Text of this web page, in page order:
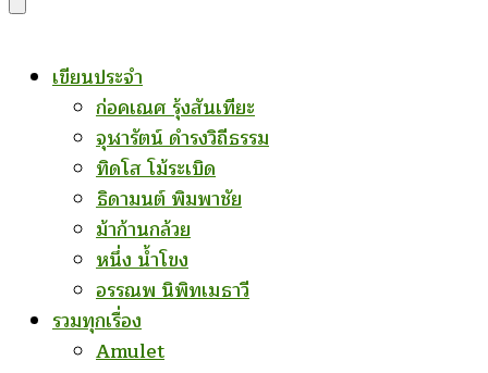
เขียนประจำ
ก่อคเณศ รุ้งสันเทียะ
จุฬารัตน์ ดำรงวิถีธรรม
ทิดโส โม้ระเบิด
ธิดามนต์ พิมพาชัย
ม้าก้านกล้วย
หนึ่ง น้ำโขง
อรรณพ นิพิทเมธาวี
รวมทุกเรื่อง
Amulet